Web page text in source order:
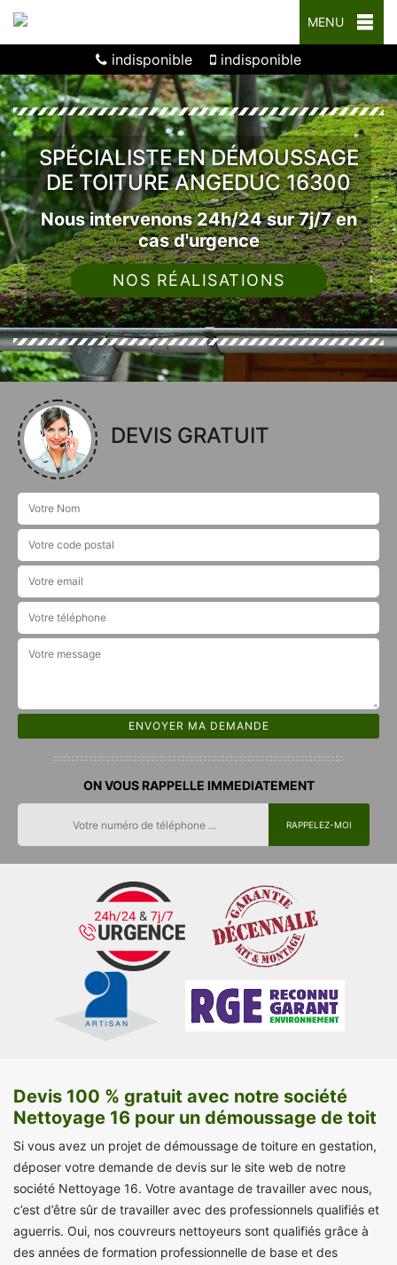
MENU
indisponible indisponible
SPÉCIALISTE EN DÉMOUSSAGE
DE TOITURE ANGEDUC 16300
Nous intervenons 24h/24 sur 7j/7 en
cas d'urgence
NOS RÉALISATIONS
DEVIS GRATUIT
ON VOUS RAPPELLE IMMEDIATEMENT
Devis 100 % gratuit avec notre société
Nettoyage 16 pour un démoussage de toit
Si vous avez un projet de démoussage de toiture en gestation,
déposer votre demande de devis sur le site web de notre
société Nettoyage 16. Votre avantage de travailler avec nous,
c’est d’être sûr de travailler avec des professionnels qualifiés et
aguerris. Oui, nos couvreurs nettoyeurs sont qualifiés grâce à
des années de formation professionnelle de base et des